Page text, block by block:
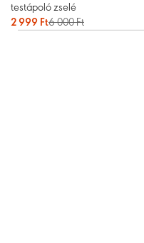
testápoló zselé
2 999 Ft6 000 Ft